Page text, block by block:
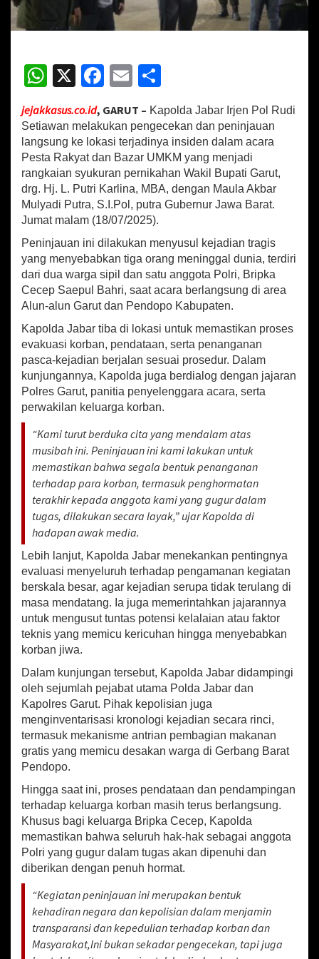
a
T
i
n
a
u
L
o
k
a
s
i
T
r
a
e
d
i
P
e
s
a
R
a
y
t
G
a
r
W
h
at
sA
p
p
X
Fa
b
o
o
k
E
m
ai
l
ar
e
jejakkasus.co.id, GARUT – Kapolda Jabar Irjen Pol Rudi
Setiawan melakukan pengecekan dan peninjauan
langsung ke lokasi terjadinya insiden dalam acara
Pesta Rakyat dan Bazar UMKM yang menjadi
rangkaian syukuran pernikahan Wakil Bupati Garut,
drg. Hj. L. Putri Karlina, MBA, dengan Maula Akbar
Mulyadi Putra, S.I.Pol, putra Gubernur Jawa Barat.
Jumat malam (18/07/2025).
Peninjauan ini dilakukan menyusul kejadian tragis
yang menyebabkan tiga orang meninggal dunia, terdiri
dari dua warga sipil dan satu anggota Polri, Bripka
Cecep Saepul Bahri, saat acara berlangsung di area
Alun-alun Garut dan Pendopo Kabupaten.
Kapolda Jabar tiba di lokasi untuk memastikan proses
evakuasi korban, pendataan, serta penanganan
pasca-kejadian berjalan sesuai prosedur. Dalam
kunjungannya, Kapolda juga berdialog dengan jajaran
Polres Garut, panitia penyelenggara acara, serta
perwakilan keluarga korban.
“Kami turut berduka cita yang mendalam atas
musibah ini. Peninjauan ini kami lakukan untuk
memastikan bahwa segala bentuk penanganan
terhadap para korban, termasuk penghormatan
terakhir kepada anggota kami yang gugur dalam
tugas, dilakukan secara layak,” ujar Kapolda di
hadapan awak media.
Lebih lanjut, Kapolda Jabar menekankan pentingnya
evaluasi menyeluruh terhadap pengamanan kegiatan
berskala besar, agar kejadian serupa tidak terulang di
masa mendatang. Ia juga memerintahkan jajarannya
untuk mengusut tuntas potensi kelalaian atau faktor
teknis yang memicu kericuhan hingga menyebabkan
korban jiwa.
Dalam kunjungan tersebut, Kapolda Jabar didampingi
oleh sejumlah pejabat utama Polda Jabar dan
Kapolres Garut. Pihak kepolisian juga
menginventarisasi kronologi kejadian secara rinci,
termasuk mekanisme antrian pembagian makanan
gratis yang memicu desakan warga di Gerbang Barat
Pendopo.
Hingga saat ini, proses pendataan dan pendampingan
terhadap keluarga korban masih terus berlangsung.
Khusus bagi keluarga Bripka Cecep, Kapolda
memastikan bahwa seluruh hak-hak sebagai anggota
Polri yang gugur dalam tugas akan dipenuhi dan
diberikan dengan penuh hormat.
“Kegiatan peninjauan ini merupakan bentuk
kehadiran negara dan kepolisian dalam menjamin
transparansi dan kepedulian terhadap korban dan
Masyarakat,Ini bukan sekadar pengecekan, tapi juga